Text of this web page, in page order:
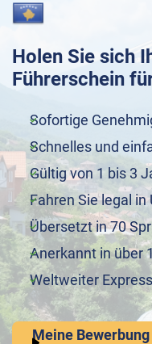
Holen Sie sich
Führerschein
Sofortige
Schnelles und
Gültig von 1 bis 3
Fahren Sie legal in
Übersetzt in 70
Anerkannt in über
Weltweiter
Meine